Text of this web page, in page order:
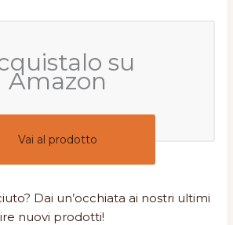
su
Amazon
Vai al prodotto
Dai un’occhiata ai nostri ultimi
nuovi prodotti!